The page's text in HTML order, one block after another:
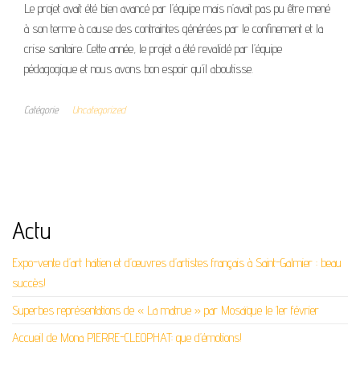
Le projet avait été bien avancé par l’équipe mais n’avait pas pu être mené
à son terme à cause des contraintes générées par le confinement et la
crise sanitaire. Cette année, le projet a été revalidé par l’équipe
pédagogique et nous avons bon espoir qu’il aboutisse.
Catégorie Uncategorized
Actu
Expo-vente d’art haïtien et d’œuvres d’artistes français à Saint-Galmier : beau
succès!
Superbes représentations de « La matrue » par Mosaïque le 1er février
Accueil de Mona PIERRE-CLEOPHAT: que d’émotions!